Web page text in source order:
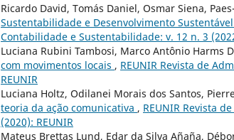
Ricardo David, Tomás Daniel, Osmar Siena,
Sustentabilidade e Desenvolvimento
Contabilidade e Sustentabilidade: v. 12 n. 3
Luciana Rubini Tambosi, Marco Antônio Harms
com movimentos locais , REUNIR Revista de
REUNIR
Luciana Holtz, Odilanei Morais dos Santos,
teoria da ação comunicativa , REUNIR Revista
(2020): REUNIR
Mateus Brettas Lund, Edar da Silva Añaña,